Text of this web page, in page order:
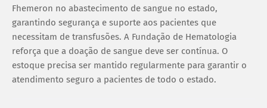
Fhemeron no abastecimento de sangue no estado,
garantindo segurança e suporte aos pacientes que
necessitam de transfusões. A Fundação de Hematologia
reforça que a doação de sangue deve ser contínua. O
estoque precisa ser mantido regularmente para garantir o
atendimento seguro a pacientes de todo o estado.